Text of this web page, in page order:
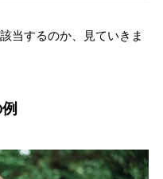
当するのか、見ていきま